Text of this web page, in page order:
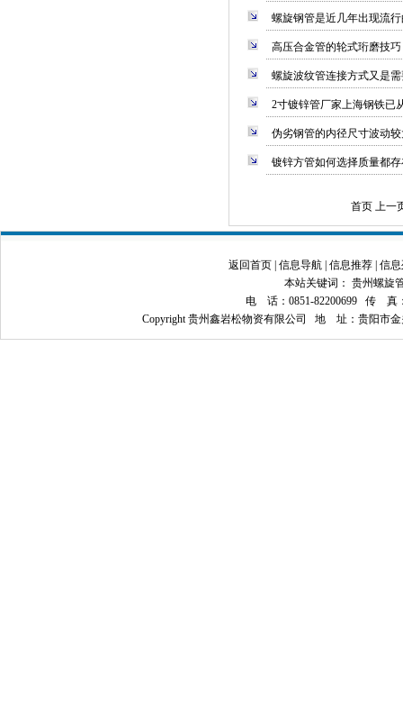
螺旋钢管是近几年出现流
高压合金管的轮式珩磨技巧
螺旋波纹管连接方式又是
2寸镀锌管厂家上海钢铁已
伪劣钢管的内径尺寸波动
镀锌方管如何选择质量都
首页 上一
返回首页 信息导航 信息推荐 信
本站关键词： 贵州螺旋
电 话：0851-82200699 传 真：
Copyright 贵州鑫岩松物资有限公司 地 址：贵阳市